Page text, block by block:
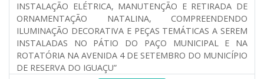
INSTALAÇÃO ELÉTRICA, MANUTENÇÃO E RETIRADA DE
ORNAMENTAÇÃO NATALINA, COMPREENDENDO
ILUMINAÇÃO DECORATIVA E PEÇAS TEMÁTICAS A SEREM
INSTALADAS NO PÁTIO DO PAÇO MUNICIPAL E NA
ROTATÓRIA NA AVENIDA 4 DE SETEMBRO DO MUNICÍPIO
DE RESERVA DO IGUAÇU”